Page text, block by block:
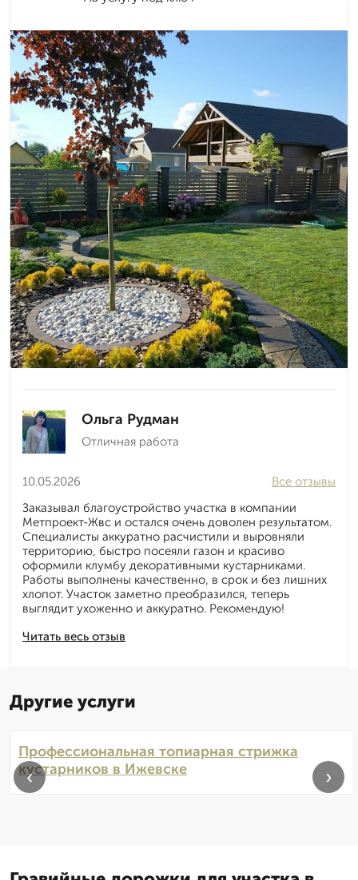
Ольга Рудман
Отличная работа
10.05.2026
Читать весь отзыв
Все отзывы
Заказывал благоустройство участка в компании
Метпроект-Жвс и остался очень доволен результатом.
Специалисты аккуратно расчистили и выровняли
территорию, быстро посеяли газон и красиво
оформили клумбу декоративными кустарниками.
Работы выполнены качественно, в срок и без лишних
хлопот. Участок заметно преобразился, теперь
выглядит ухоженно и аккуратно. Рекомендую!
Другие услуги
Профессиональная топиарная стрижка
кустарников в Ижевске
‹ ›